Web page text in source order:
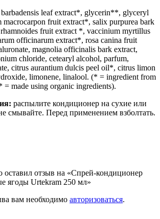
barbadensis leaf extract*, glycerin**, glyceryl
macrocarpon fruit extract*, salix purpurea bark
fruit extract *, vaccinium myrtillus
officinarum extract*, rosa canina fruit
magnolia officinalis bark extract,
chloride, cetearyl alcohol, parfum,
citrus aurantium dulcis peel oil*, citrus limon
limonene, linalool. (* = ingredient from
made using organic ingredients).
распылите кондиционер на сухие или
смывайте. Перед применением взболтать.
оставил отзыв на «Спрей-кондиционер
ягоды Urtekram 250 мл»
вам необходимо авторизоваться.